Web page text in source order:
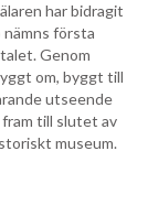
har bidragit
första
Genom
om, byggt till
utseende
till slutet av
museum.